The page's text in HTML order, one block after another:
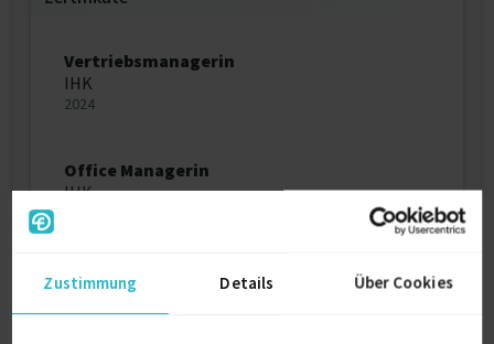
Zustimmung Details Über Cookies
Vertriebsmanagerin
IHK
2024
Office Managerin
IHK
Fachkraft Buchhaltung